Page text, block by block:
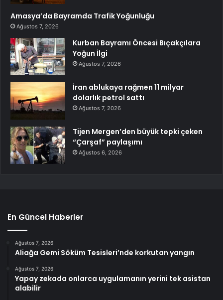
Amasya’da Bayramda Trafik Yoğunluğu
Ağustos 7, 2026
Kurban Bayramı Öncesi Bıçakçılara
Yoğun İlgi
Ağustos 7, 2026
İran ablukaya rağmen 11 milyar
dolarlık petrol sattı
Ağustos 7, 2026
Tijen Mergen’den büyük tepki çeken
“Çarşaf” paylaşımı
Ağustos 6, 2026
En Güncel Haberler
Ağustos 7, 2026
Aliağa Gemi Söküm Tesisleri’nde korkutan yangın
Ağustos 7, 2026
Yapay zekada onlarca uygulamanın yerini tek asistan
alabilir